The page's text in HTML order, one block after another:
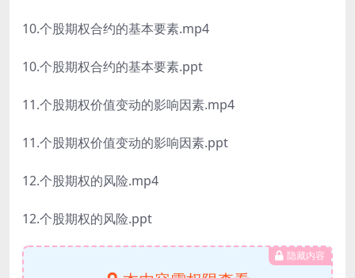
10.个股期权合约的基本要素.mp4
10.个股期权合约的基本要素.ppt
11.个股期权价值变动的影响因素.mp4
11.个股期权价值变动的影响因素.ppt
12.个股期权的风险.mp4
12.个股期权的风险.ppt
隐藏内容